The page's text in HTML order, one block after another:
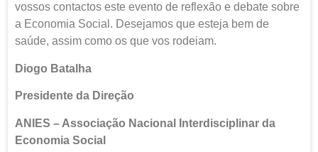
vossos contactos este evento de reflexão e debate sobre
a Economia Social. Desejamos que esteja bem de
saúde, assim como os que vos rodeiam.
Diogo Batalha
Presidente da Direção
ANIES – Associação Nacional Interdisciplinar da
Economia Social